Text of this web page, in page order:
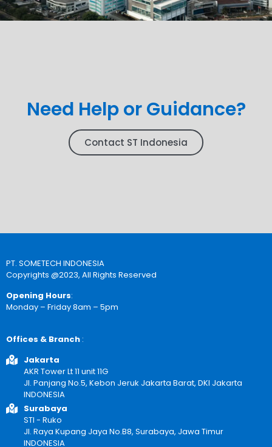
Need Help or Guidance?
Contact ST Indonesia
PT. SOMETECH INDONESIA
Copyrights @2023, All Rights Reserved
Opening Hours:
Monday – Friday 8am – 5pm
Offices & Branch :
Jakarta
AKR Tower Lt 11 unit 11G
Jl. Panjang No.5, Kebon Jeruk Jakarta Barat, DKI Jakarta
INDONESIA
Surabaya
STI - Ruko
Jl. Raya Kupang Jaya No.B8, Surabaya, Jawa Timur
INDONESIA